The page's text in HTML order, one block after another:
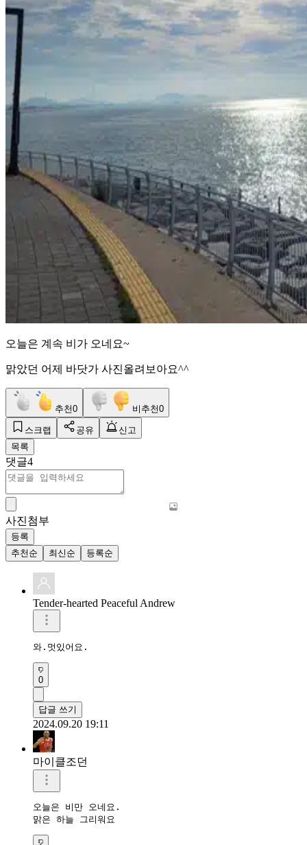
오늘은 계속 비가 오네요~
맑았던 어제 바닷가 사진올려보아요^^
추천0 비추천0
스크랩 공유
신고
목록
댓글4
사진첨부
등록
추천순
최신순 등록순
Tender-hearted Peaceful Andrew
와.멋있어요.
0
답글 쓰기
2024.09.20 19:11
마이클조던
오늘은 비만 오네요.
맑은 하늘 그리워요